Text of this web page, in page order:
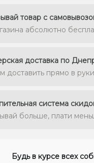
товар с
абсолютно
доставка по
доставить прямо в руки
система
больше, плати
Будь в курсе всех